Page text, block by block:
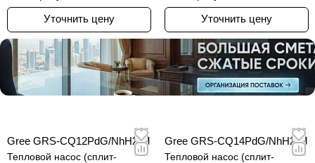
Уточнить цену Уточнить цену
Gree GRS-CQ12PdG/NhH2-M
Тепловой насос (сплит-
Gree GRS-CQ14PdG/NhH2-M
Тепловой насос (сплит-